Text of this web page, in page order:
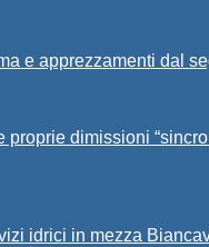
e apprezzamenti dal
dimissioni
idrici in mezza